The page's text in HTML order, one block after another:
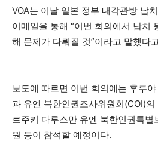
VOA는 이날 일본 정부 내각관방 납
이메일을 통해 “이번 회의에서 납치
해 문제가 다뤄질 것”이라고 말했다
보도에 따르면 이번 회의에는 후루
과 유엔 북한인권조사위원회(COI)
르주키 다루스만 유엔 북한인권특별
원 등이 참석할 예정이다.